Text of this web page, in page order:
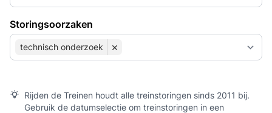
Storingsoorzaken
technisch onderzoek ×
Rijden de Treinen houdt alle treinstoringen sinds 2011 bij.
Gebruik de datumselectie om treinstoringen in een